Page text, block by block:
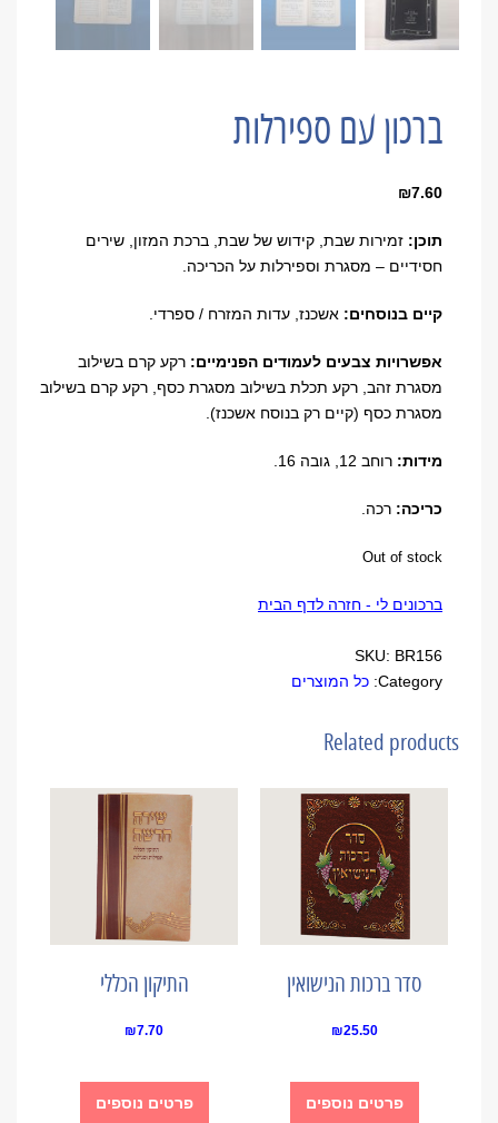
ברכון עם ספירלות
₪7.60
תוכן: זמירות שבת, קידוש של שבת, ברכת המזון, שירים
חסידיים – מסגרת וספירלות על הכריכה.
קיים בנוסחים: אשכנז, עדות המזרח / ספרדי.
אפשרויות צבעים לעמודים הפנימיים: רקע קרם בשילוב
מסגרת זהב, רקע תכלת בשילוב מסגרת כסף, רקע קרם בשילוב
מסגרת כסף (קיים רק בנוסח אשכנז).
מידות: רוחב 12, גובה 16.
כריכה: רכה.
Out of stock
ברכונים לי - חזרה לדף הבית
SKU: BR156
Category: כל המוצרים
Related products
סדר ברכות הנישואין
₪25.50
פרטים נוספים
התיקון הכללי
₪7.70
פרטים נוספים